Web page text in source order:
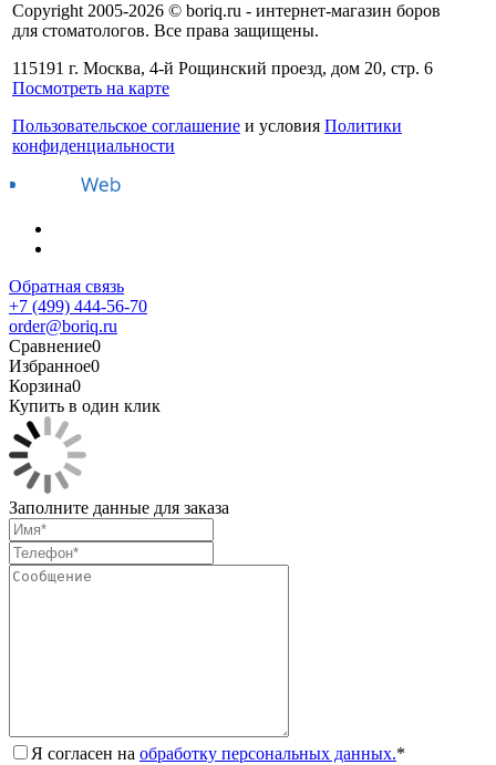
Copyright 2005-2026 © boriq.ru - интернет-магазин боров
для стоматологов. Все права защищены.
115191 г. Москва, 4-й Рощинский проезд, дом 20, стр. 6
Посмотреть на карте
Пользовательское соглашение и условия Политики
конфиденциальности
Обратная связь
+7 (499) 444-56-70
order@boriq.ru
Сравнение0
Избранное0
Корзина0
Купить в один клик
Заполните данные для заказа
Я согласен на обработку персональных данных.*